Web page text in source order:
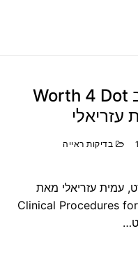
בדיקת מיזוג לרחוק וקרוב Worth 4 Dot
עזריאלי
בדיקות ראייה
עמית עזריאלי מאת
Clinical Procedures